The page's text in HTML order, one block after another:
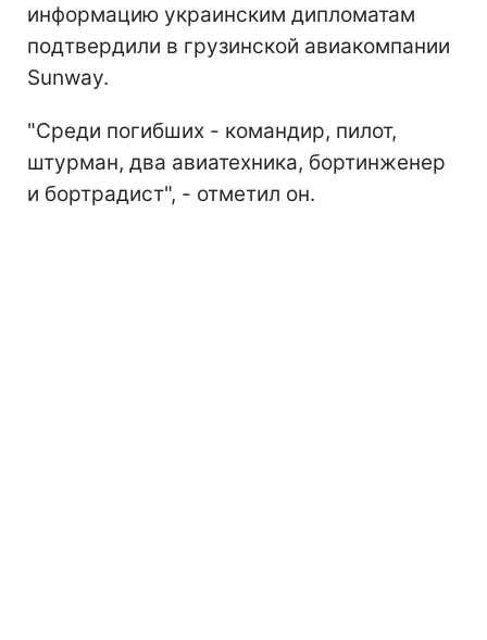
информацию украинским дипломатам
подтвердили в грузинской авиакомпании
Sunway.
"Среди погибших - командир, пилот,
штурман, два авиатехника, бортинженер
и бортрадист", - отметил он.